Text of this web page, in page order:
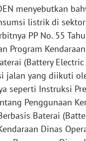
menyebutkan
listrik di
PP No. 55
Program
(Battery Electric
jalan yang diikuti
seperti Instruksi
Penggunaan
Baterai
Dinas